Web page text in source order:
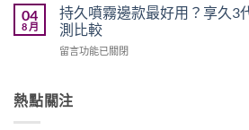
價
錢、
副
全
面
Kamagra
Oral
全
較〉
買？
犀
利
士
藥
威
大
Levifil
20mg
印
04
8 月
持久噴霧邊款最好用？享久3
測比較
在
噴
霧
留言功能已關閉
熱點關注